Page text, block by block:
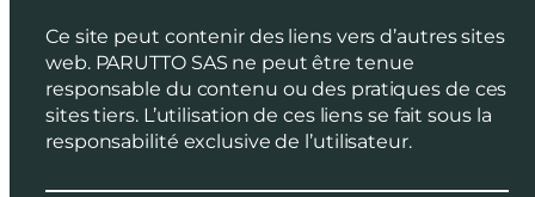
Ce site peut contenir des liens vers d’autres sites
web. PARUTTO SAS ne peut être tenue
responsable du contenu ou des pratiques de ces
sites tiers. L’utilisation de ces liens se fait sous la
responsabilité exclusive de l’utilisateur.